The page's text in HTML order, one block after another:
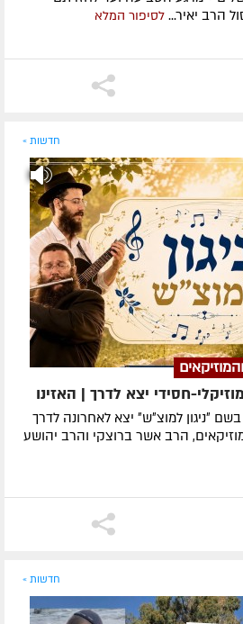
הרב יאיר... לסיפור המלא
חדשות »
חסידי יצא לדרך | האזינו
״ניגון למוצ״ש״ יצא לאחרונה לדרך
הרב אשר ברוצקי והרב יהושע
חדשות »